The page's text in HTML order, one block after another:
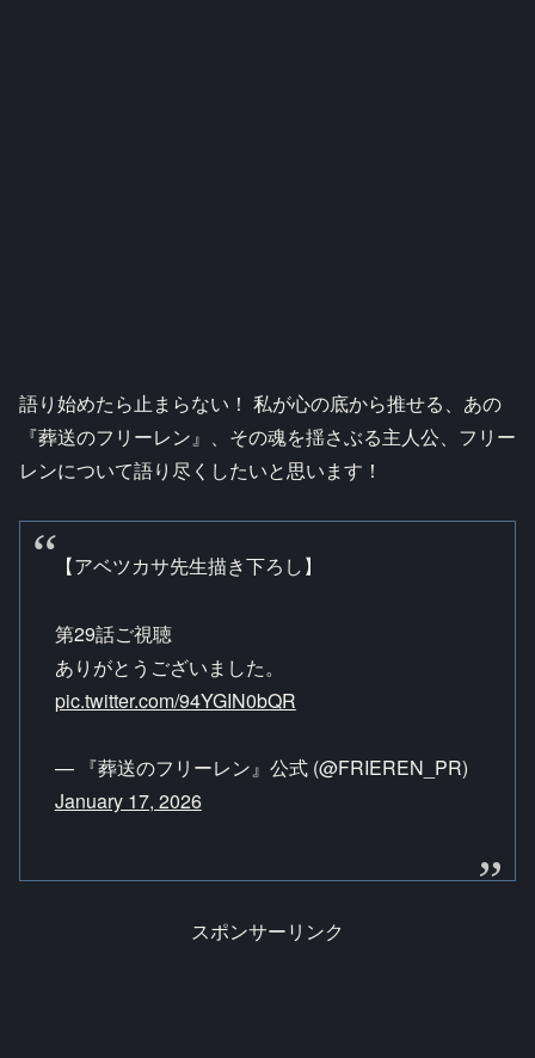
語り始めたら止まらない！ 私が心の底から推せる、あの
『葬送のフリーレン』、その魂を揺さぶる主人公、フリー
レンについて語り尽くしたいと思います！
【アベツカサ先生描き下ろし】
第29話ご視聴
ありがとうございました。
pic.twitter.com/94YGIN0bQR
— 『葬送のフリーレン』公式 (@FRIEREN_PR)
January 17, 2026
スポンサーリンク